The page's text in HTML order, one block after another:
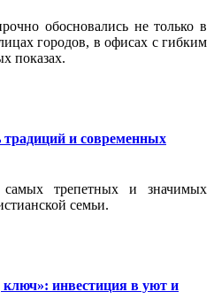
обосновались не только в
городов, в офисах с гибким
показах.
и современных
трепетных и значимых
семьи.
ключ»: инвестиция в уют и